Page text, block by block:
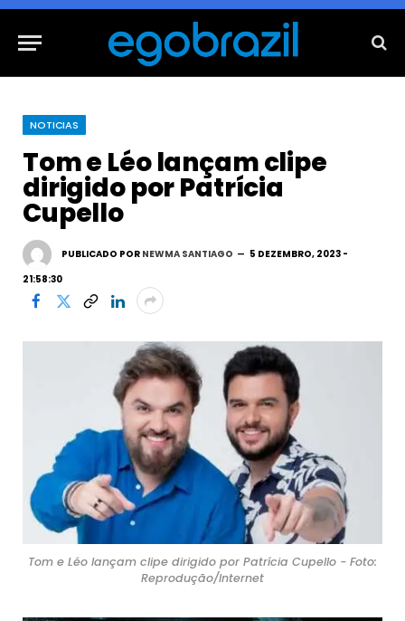
NOTICIAS
Tom e Léo lançam clipe
dirigido por Patrícia
Cupello
PUBLICADO POR NEWMA SANTIAGO
5 DEZEMBRO, 2023 -
21:58:30
Tom e Léo lançam clipe dirigido por Patrícia Cupello - Foto:
Reprodução/Internet